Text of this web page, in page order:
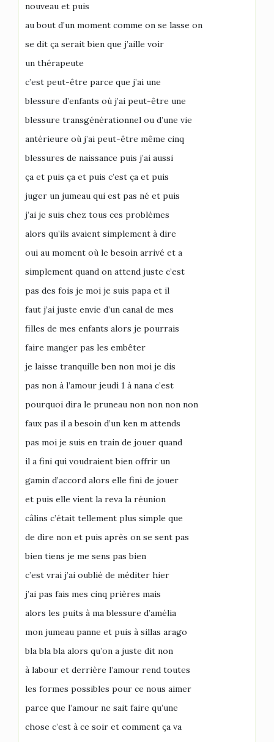
nouveau et puis
au bout d’un moment comme on se lasse on
se dit ça serait bien que j’aille voir
un thérapeute
c’est peut-être parce que j’ai une
blessure d’enfants où j’ai peut-être une
blessure transgénérationnel ou d’une vie
antérieure où j’ai peut-être même cinq
blessures de naissance puis j’ai aussi
ça et puis ça et puis c’est ça et puis
juger un jumeau qui est pas né et puis
j’ai je suis chez tous ces problèmes
alors qu’ils avaient simplement à dire
oui au moment où le besoin arrivé et a
simplement quand on attend juste c’est
pas des fois je moi je suis papa et il
faut j’ai juste envie d’un canal de mes
filles de mes enfants alors je pourrais
faire manger pas les embêter
je laisse tranquille ben non moi je dis
pas non à l’amour jeudi 1 à nana c’est
pourquoi dira le pruneau non non non non
faux pas il a besoin d’un ken m attends
pas moi je suis en train de jouer quand
il a fini qui voudraient bien offrir un
gamin d’accord alors elle fini de jouer
et puis elle vient la reva la réunion
câlins c’était tellement plus simple que
de dire non et puis après on se sent pas
bien tiens je me sens pas bien
c’est vrai j’ai oublié de méditer hier
j’ai pas fais mes cinq prières mais
alors les puits à ma blessure d’amélia
mon jumeau panne et puis à sillas arago
bla bla bla alors qu’on a juste dit non
à labour et derrière l’amour rend toutes
les formes possibles pour ce nous aimer
parce que l’amour ne sait faire qu’une
chose c’est à ce soir et comment ça va